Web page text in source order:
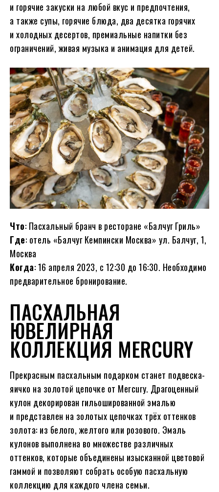
и горячие закуски на любой вкус и предпочтения,
а также супы, горячие блюда, два десятка горячих
и холодных десертов, премиальные напитки без
ограничений, живая музыка и анимация для детей.
Что: Пасхальный бранч в ресторане «Балчуг Гриль»
Где: отель «Балчуг Кемпински Москва» ул. Балчуг, 1,
Москва
Когда: 16 апреля 2023, с 12:30 до 16:30. Необходимо
предварительное бронирование.
ПАСХАЛЬНАЯ
ЮВЕЛИРНАЯ
КОЛЛЕКЦИЯ MERCURY
Прекрасным пасхальным подарком станет подвеска-
яичко на золотой цепочке от Mercury. Драгоценный
кулон декорирован гильошированной эмалью
и представлен на золотых цепочках трёх оттенков
золота: из белого, желтого или розового. Эмаль
кулонов выполнена во множестве различных
оттенков, которые объединены изысканной цветовой
гаммой и позволяют собрать особую пасхальную
коллекцию для каждого члена семьи.